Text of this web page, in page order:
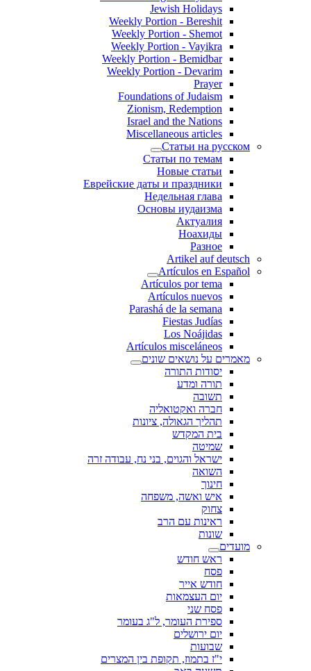
Jewish Holidays
Weekly Portion - Bereshit
Weekly Portion - Shemot
Weekly Portion - Vayikra
Weekly Portion - Bemidbar
Weekly Portion - Devarim
Prayer
Foundations of Judaism
Zionism, Redemption
Israel and the Nations
Miscellaneous articles
Статьи на русском
Статьи по темам
Новые статьи
Еврейские даты и праздники
Недельная глава
Основы иудаизма
Актуалия
Ноахиды
Разное
Artikel auf deutsch
Artículos en Español
Artículos por tema
Artículos nuevos
Parashá de la semana
Fiestas Judías
Los Noájidas
Artículos misceláneos
מאמרים על נושאים שונים
יסודות התורה
תורה ומדע
תשובה
חברה ואקטואליה
תהליך הגאולה, ציונות
בית המקדש
שמיטה
ישראל והגוים, בני נח, עבודה זרה
השואה
חינוך
איש ואשה, משפחה
צחוק
ראינות עם הרב
שונות
מועדים
ראש חודש
פסח
חודש אייר
יום העצמאות
פסח שני
ספירת העומר, ל"ג בעומר
יום ירושלים
שבועות
י"ז בתמוז, תקופת בין המצרים